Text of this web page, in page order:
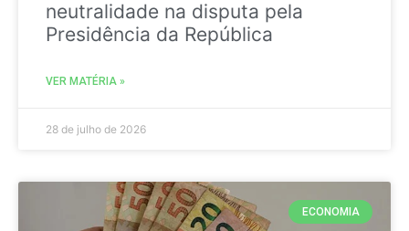
neutralidade na disputa pela
Presidência da República
VER MATÉRIA »
28 de julho de 2026
ECONOMIA